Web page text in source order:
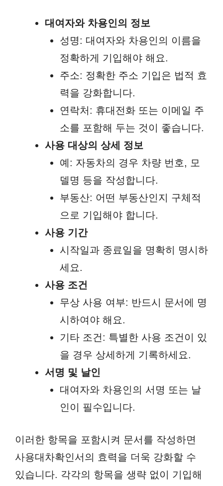
대여자와 차용인의 정보
성명: 대여자와 차용인의 이름을
정확하게 기입해야 해요.
주소: 정확한 주소 기입은 법적 효
력을 강화합니다.
연락처: 휴대전화 또는 이메일 주
소를 포함해 두는 것이 좋습니다.
사용 대상의 상세 정보
예: 자동차의 경우 차량 번호, 모
델명 등을 작성합니다.
부동산: 어떤 부동산인지 구체적
으로 기입해야 합니다.
사용 기간
시작일과 종료일을 명확히 명시하
세요.
사용 조건
무상 사용 여부: 반드시 문서에 명
시하여야 해요.
기타 조건: 특별한 사용 조건이 있
을 경우 상세하게 기록하세요.
서명 및 날인
대여자와 차용인의 서명 또는 날
인이 필수입니다.
이러한 항목을 포함시켜 문서를 작성하면
사용대차확인서의 효력을 더욱 강화할 수
있습니다. 각각의 항목을 생략 없이 기입해